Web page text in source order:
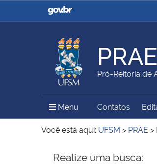
Casa Civil
Ministério da Agricultura,
Pecuária e Abastecimento
Ministério do Meio Ambiente
PRAE
Pró-Reitoria de
Menu Menu Principal do
Contatos
Você está aqui: UFSM > PRAE >
Início do conteúdo
Realize uma busca: